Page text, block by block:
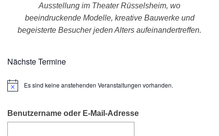
Ausstellung im Theater Rüsselsheim, wo
beeindruckende Modelle, kreative Bauwerke und
begeisterte Besucher jeden Alters aufeinandertreffen.
Nächste Termine
H
w
Es sind keine anstehenden Veranstaltungen vorhanden.
Benutzername oder E-Mail-Adresse